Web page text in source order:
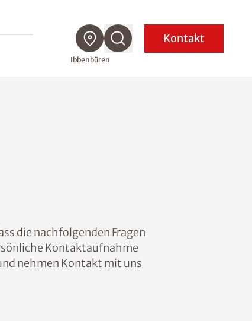
Ibbenbüren
Kontakt
die nachfolgenden Fragen
Kontaktaufnahme
nehmen Kontakt mit uns